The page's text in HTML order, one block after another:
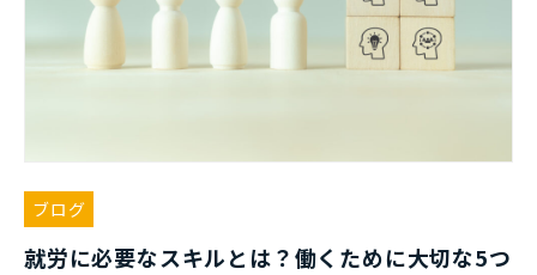
ブログ
就労に必要なスキルとは？働くために大切な5つ